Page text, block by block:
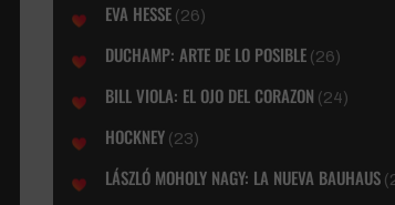
EVA HESSE (26)
DUCHAMP: ARTE DE LO POSIBLE (26)
BILL VIOLA: EL OJO DEL CORAZON (24)
HOCKNEY (23)
LÁSZLÓ MOHOLY NAGY: LA NUEVA BAUHAUS